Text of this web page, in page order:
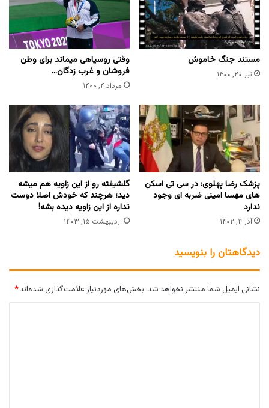
مستند جنگ خاموش
تیر ۲۰, ۱۴۰۰
وقتی روسیاهی میماند برای وطن
فروشان و غرب زدگان…
مرداد ۴, ۱۴۰۰
پزشک رضا پهلوی: در سی تی اسکن
های مهسا امینی ضربه ای وجود
ندارد
آذر ۴, ۱۴۰۲
گلشیفته رو از این زاویه هم میشه
دید؛ هرچند که خودش اصلا دوست
نداره از این زاویه دیده بشه!
اردیبهشت ۱۵, ۱۴۰۳
دیدگاهتان را بنویسید
نشانی ایمیل شما منتشر نخواهد شد. بخش‌های موردنیاز علامت‌گذاری شده‌اند*